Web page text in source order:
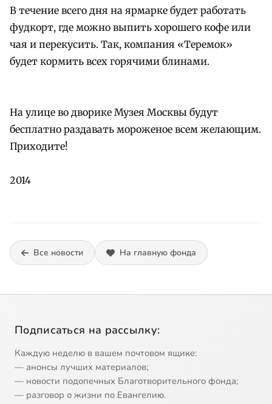
В течение всего дня на ярмарке будет работать
фудкорт, где можно выпить хорошего кофе или
чая и перекусить. Так, компания «Теремок»
будет кормить всех горячими блинами.
На улице во дворике Музея Москвы будут
бесплатно раздавать мороженое всем желающим.
Приходите!
2014
Все новости На главную фонда
Подписаться на рассылку:
Каждую неделю в вашем почтовом ящике:
— анонсы лучших материалов;
— новости подопечных Благотворительного фонда;
— разговор о жизни по Евангелию.